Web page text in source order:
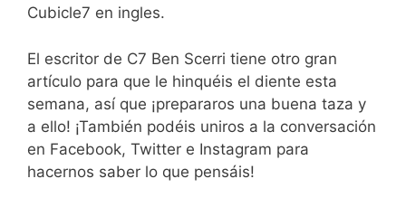
Cubicle7 en ingles.
El escritor de C7 Ben Scerri tiene otro gran
artículo para que le hinquéis el diente esta
semana, así que ¡prepararos una buena taza y
a ello! ¡También podéis uniros a la conversación
en Facebook, Twitter e Instagram para
hacernos saber lo que pensáis!